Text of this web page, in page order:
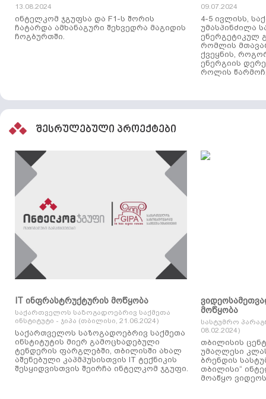
13.08.2024
ინტელკომ ჯგუფსა და F1-ს შორის
ჩატარდა ამხანაგური შეხვედრა მაგიდის
ჩოგბურთში.
09.07.2024
4-5 ივლისს,
უმასპინძილა
ენერგეტიკულ
რომლის
ქვეყნის,
ენერგიის
როლის
შესრულებული პროექტები
IT ინფრასტრუქტურის მოწყობა
საქართველოს საზოგადოებრივ საქმეთა
ინსტიტუტი - ჯიპა (თბილისი, 21.06.2024)
საქართველოს საზოგადოებრივ საქმეთა
ინსტიტუტის მიერ გამოცხადებული
ტენდერის ფარგლებში, თბილისში ახალ
აშენებული კაპმპუსისთვის IT ტექნიკის
შესყიდვისთვის შეირჩა ინტელკომ ჯგუფი.
მოწყობა
სასტუმრო
08.02.2024)
თბილისის
უმაღლესი
ბრენდის
თბილისი“
მოაწყო